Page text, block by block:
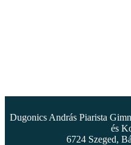
Dugonics András Piarista
és
6724 Szeged,